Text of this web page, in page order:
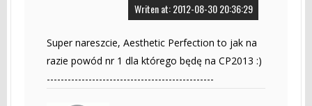
Writen at: 2012-08-30 20:36:29
Super nareszcie, Aesthetic Perfection to jak na
razie powód nr 1 dla którego będę na CP2013 :)
------------------------------------------------